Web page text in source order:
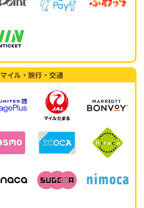
マイル・旅行・交通